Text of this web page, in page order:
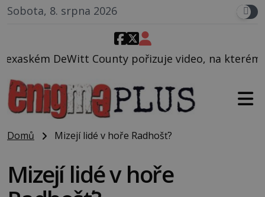
Sobota, 8. srpna 2026
video, na kterém před jeho vozem po
Domů Mizejí lidé v hoře Radhošť?
Mizejí lidé v hoře